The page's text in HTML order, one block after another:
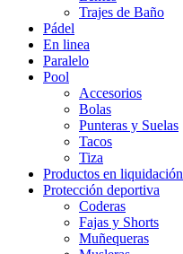
Trajes de Baño
Pádel
En linea
Paralelo
Pool
Accesorios
Bolas
Punteras y Suelas
Tacos
Tiza
Productos en liquidación
Protección deportiva
Coderas
Fajas y Shorts
Muñequeras